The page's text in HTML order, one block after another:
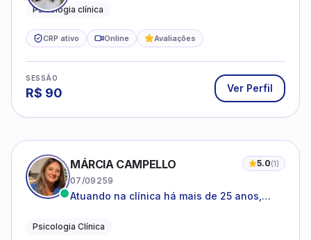
adolescentes e adultos.
Psicologia clínica
CRP ativo Online Avaliações
SESSÃO
R$ 90 Ver Perfil
MÁRCIA CAMPELLO 5.0(1)
07/09259
Atuando na clínica há mais de 25 anos,
estruturas, com experiência em
Psicologia Clínica